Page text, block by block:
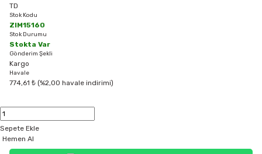
TD
Stok Kodu
ZIM15160
Stok Durumu
Stokta Var
Gönderim Şekli
Kargo
Havale
774,61 ₺ (%2,00 havale indirimi)
Sepete Ekle
Hemen Al